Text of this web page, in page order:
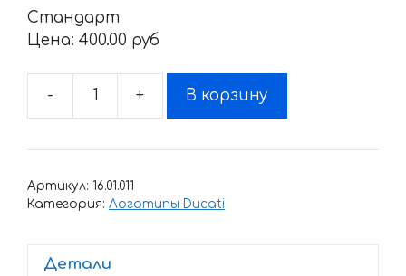
Стандарт
Цена: 400.00 pyб
-
Количество
Наклейка
CORSE-
+ В корзину
Артикул: 16.01.011
Категория: Логотипы Ducati
Детали